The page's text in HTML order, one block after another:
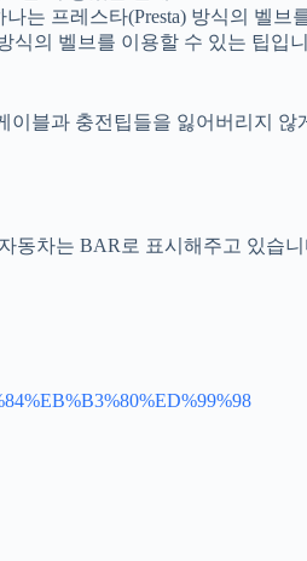
는 프레스타(Presta) 방식의 벨브
식의 벨브를 이용할 수 있는 팁입
이블과 충전팁들을 잃어버리지 않
동차는 BAR로 표시해주고 있습니